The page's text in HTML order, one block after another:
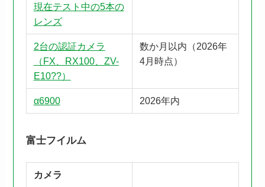
現在テスト中の5本の
レンズ
2台の認証カメラ
（FX、RX100、ZV-
E10??）
数か月以内（2026年
4月時点）
α6900 2026年内
富士フイルム
カメラ